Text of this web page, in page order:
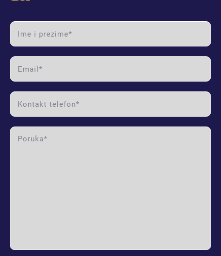
name label
email label
phone label
message label